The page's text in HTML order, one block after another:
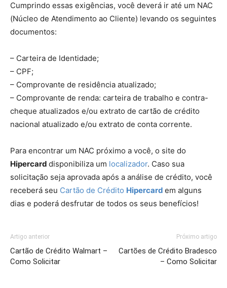
Cumprindo essas exigências, você deverá ir até um NAC
(Núcleo de Atendimento ao Cliente) levando os seguintes
documentos:
– Carteira de Identidade;
– CPF;
– Comprovante de residência atualizado;
– Comprovante de renda: carteira de trabalho e contra-
cheque atualizados e/ou extrato de cartão de crédito
nacional atualizado e/ou extrato de conta corrente.
Para encontrar um NAC próximo a você, o site do
Hipercard disponibiliza um localizador. Caso sua
solicitação seja aprovada após a análise de crédito, você
receberá seu Cartão de Crédito Hipercard em alguns
dias e poderá desfrutar de todos os seus benefícios!
Artigo anterior
Cartão de Crédito Walmart –
Como Solicitar
Próximo artigo
Cartões de Crédito Bradesco
– Como Solicitar